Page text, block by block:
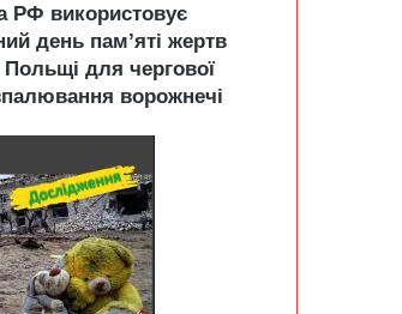
РФ використовує
день пам’яті жертв
Польщі для чергової
ворожнечі